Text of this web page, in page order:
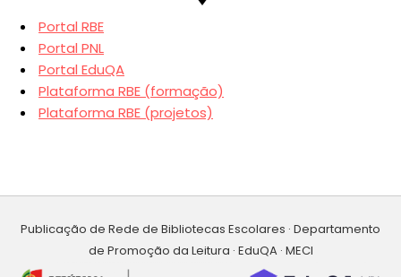
Portal RBE
Portal PNL
Portal EduQA
Plataforma RBE (formação)
Plataforma RBE (projetos)
Publicação de Rede de Bibliotecas Escolares · Departamento
de Promoção da Leitura · EduQA · MECI